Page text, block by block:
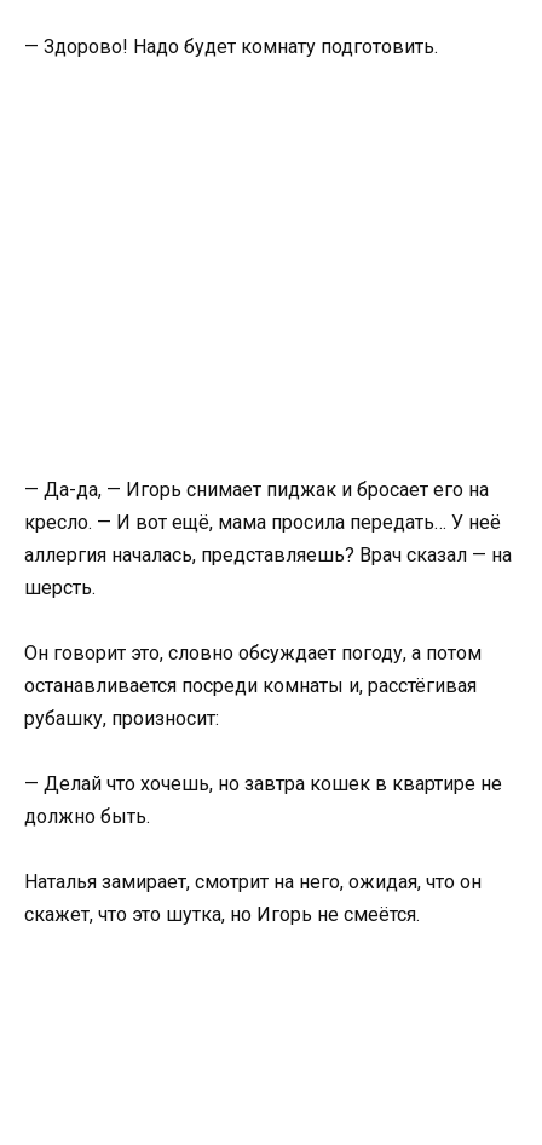
— Здорово! Надо будет комнату подготовить.
— Да-да, — Игорь снимает пиджак и бросает его на
кресло. — И вот ещё, мама просила передать… У неё
аллергия началась, представляешь? Врач сказал — на
шерсть.
Он говорит это, словно обсуждает погоду, а потом
останавливается посреди комнаты и, расстёгивая
рубашку, произносит:
— Делай что хочешь, но завтра кошек в квартире не
должно быть.
Наталья замирает, смотрит на него, ожидая, что он
скажет, что это шутка, но Игорь не смеётся.